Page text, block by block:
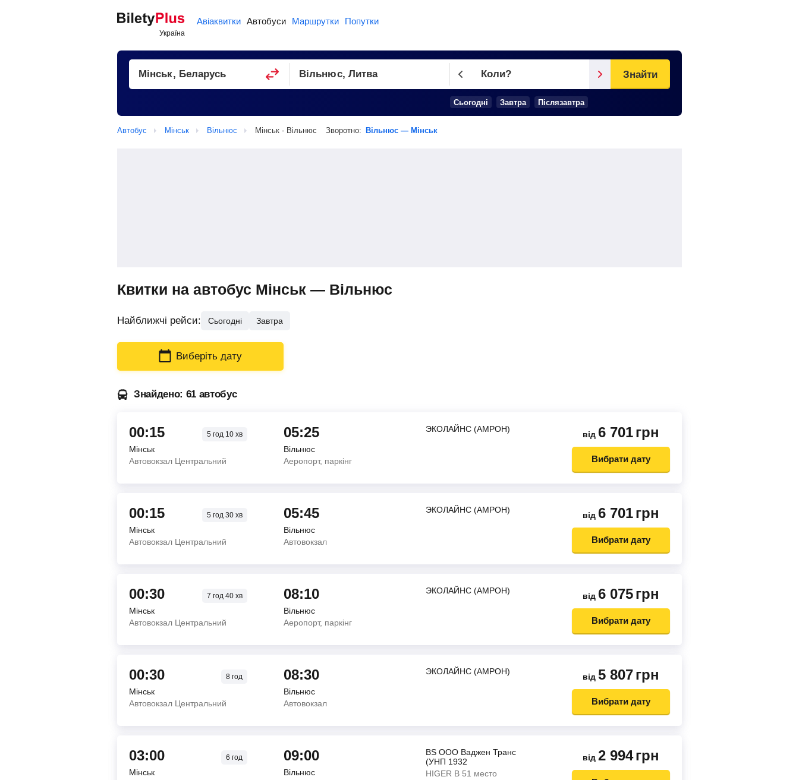
Авіаквитки Автобуси Маршрутки Попутки
Коли?
Cьогодні Завтра Післязавтра
Знайти
Автобус Мінськ Вільнюс Мінськ - Вільнюс Зворотно: Вільнюс — Мінськ
Квитки на автобус Мінськ — Вільнюс
Найближчі рейси: Сьогодні Завтра
Виберіть дату
Знайдено: 61 автобус
00:15 5 год10 хв
Мінськ
Автовокзал Центральний
05:25
Вільнюс
Аеропорт, паркінг
ЭКОЛАЙНС (АМРОН)
від 6 701грн
Вибрати дату
00:15 5 год30 хв
Мінськ
Автовокзал Центральний
05:45
Вільнюс
Автовокзал
ЭКОЛАЙНС (АМРОН)
від 6 701грн
Вибрати дату
00:30 7 год40 хв
Мінськ
Автовокзал Центральний
08:10
Вільнюс
Аеропорт, паркінг
ЭКОЛАЙНС (АМРОН)
від 6 075грн
Вибрати дату
00:30 8 год
Мінськ
Автовокзал Центральний
08:30
Вільнюс
Автовокзал
ЭКОЛАЙНС (АМРОН)
від 5 807грн
Вибрати дату
03:00 6 год
Мінськ
09:00
Вільнюс
BS ООО Ваджен Транс
(УНП 1932
HIGER В 51 место
від 2 994грн